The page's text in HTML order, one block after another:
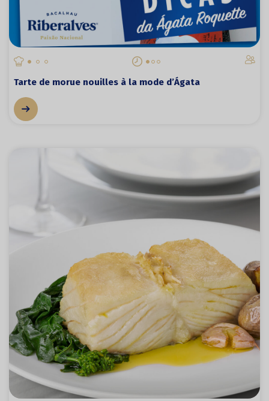
Tarte de morue nouilles à la mode d’Ágata